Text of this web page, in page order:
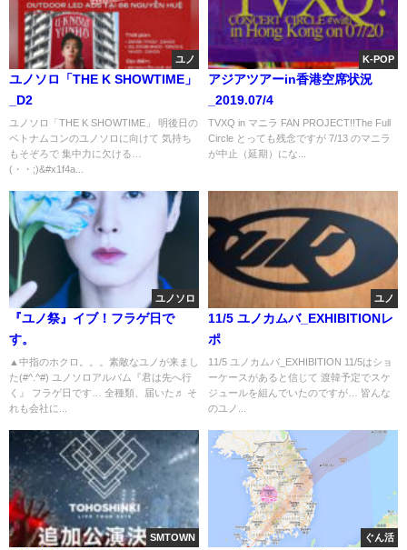
ユノ
ユノソロ「THE K SHOWTIME」
_D2
ユノソロ「THE K SHOWTIME」 明後日の
ベトナムコンのユノソロに向けて 気持ち
もそぞろで 集中力に欠ける…
(・・;)&#x1f4a...
K-POP
アジアツアーin香港空席状況
_2019.07/4
TVXQ in マニラ FAN PROJECT!!The Full
Circle とっても残念ですが 7/13 のマニラ
が中止（延期）にな...
ユノソロ
『ユノ祭』イブ！フラゲ日で
す。
▲中指のホクロ。。。素敵なユノが来まし
た(#^.^#) ユノソロアルバム『君は先へ行
く』 フラゲ日です… 全種類、届いた♬ そ
れも会社に...
ユノ
11/5 ユノカムバ_EXHIBITIONレ
ポ
11/5 ユノカムバ_EXHIBITION 11/5はショ
ーケースがあると信じて 渡韓予定でスケ
ジュールを組んでいたのですが… 皆んな
のユノ...
SMTOWN ぐん活